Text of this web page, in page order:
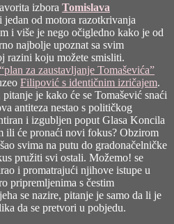
izbora Tomislava
od motora razotkrivanja
i više je nego očigledno kako je od
najbolje upoznat sa svim
razini koju možete smisliti.
“plan za zaustavljanje Tomaševića”
Filipović s identičnim izričajem.
je kako će se Tomašević snaći
antiteza nestao s političkog
i izgubljen poput Glasa Koncila
ili će pronaći novi fokus? Obzirom
svima na putu do gradonačelničke
pružiti svi ostali. Možemo! se
i promatrajući njihove istupe u
pripremljenima s čestim
se nazire, pitanje je samo da li je
da se pretvori u pobjedu.